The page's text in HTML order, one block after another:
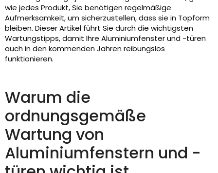
wie jedes Produkt, Sie benötigen regelmäßige
Aufmerksamkeit, um sicherzustellen, dass sie in Topform
bleiben. Dieser Artikel führt Sie durch die wichtigsten
Wartungstipps, damit Ihre Aluminiumfenster und -türen
auch in den kommenden Jahren reibungslos
funktionieren.
Warum die
ordnungsgemäße
Wartung von
Aluminiumfenstern und -